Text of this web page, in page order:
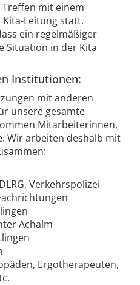
mit einem
Leitung statt.
ein regelmäßiger
Situation in der Kita
Institutionen:
mit anderen
unsere gesamte
Mitarbeiterinnen,
Wir arbeiten deshalb mit
Verkehrspolizei
Achalm
Ergotherapeuten,